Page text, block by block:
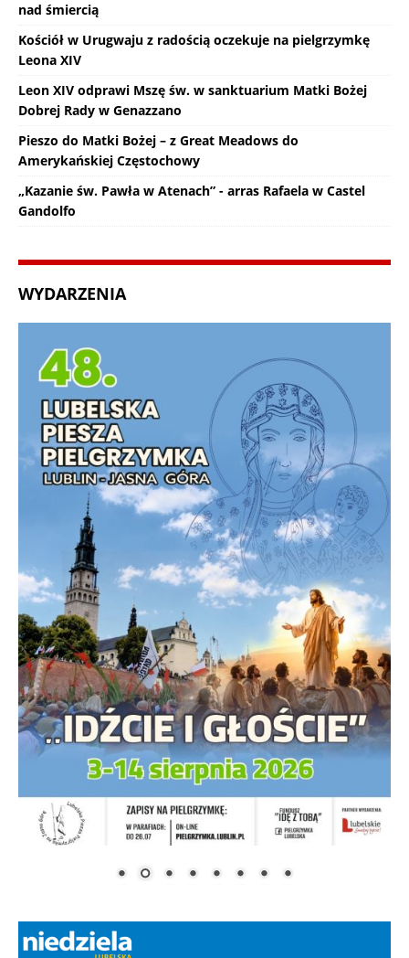
nad śmiercią
Kościół w Urugwaju z radością oczekuje na pielgrzymkę
Leona XIV
Leon XIV odprawi Mszę św. w sanktuarium Matki Bożej
Dobrej Rady w Genazzano
Pieszo do Matki Bożej – z Great Meadows do
Amerykańskiej Częstochowy
„Kazanie św. Pawła w Atenach” - arras Rafaela w Castel
Gandolfo
WYDARZENIA